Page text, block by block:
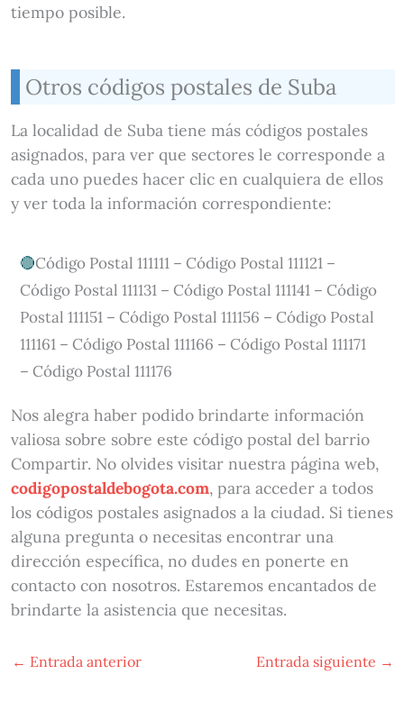
tiempo posible.
Otros códigos postales de Suba
La localidad de Suba tiene más códigos postales
asignados, para ver que sectores le corresponde a
cada uno puedes hacer clic en cualquiera de ellos
y ver toda la información correspondiente:
Código Postal 111111 – Código Postal 111121 –
Código Postal 111131 – Código Postal 111141 – Código
Postal 111151 – Código Postal 111156 – Código Postal
111161 – Código Postal 111166 – Código Postal 111171
– Código Postal 111176
Nos alegra haber podido brindarte información
valiosa sobre sobre este código postal del barrio
Compartir. No olvides visitar nuestra página web,
codigopostaldebogota.com, para acceder a todos
los códigos postales asignados a la ciudad. Si tienes
alguna pregunta o necesitas encontrar una
dirección específica, no dudes en ponerte en
contacto con nosotros. Estaremos encantados de
brindarte la asistencia que necesitas.
← Entrada anterior Entrada siguiente →